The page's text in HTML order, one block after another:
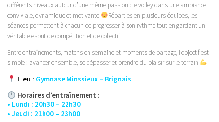
différents niveaux autour d’une même passion : le volley dans une ambiance
conviviale, dynamique et motivante
Réparties en plusieurs équipes, les
séances permettent à chacun de progresser à son rythme tout en gardant un
véritable esprit de compétition et de collectif.
Entre entraînements, matchs en semaine et moments de partage, l’objectif est
simple : avancer ensemble, se dépasser et prendre du plaisir sur le terrain
Lieu : Gymnase Minssieux – Brignais
Horaires d’entraînement :
• Lundi : 20h30 – 22h30
• Jeudi : 21h00 – 23h00